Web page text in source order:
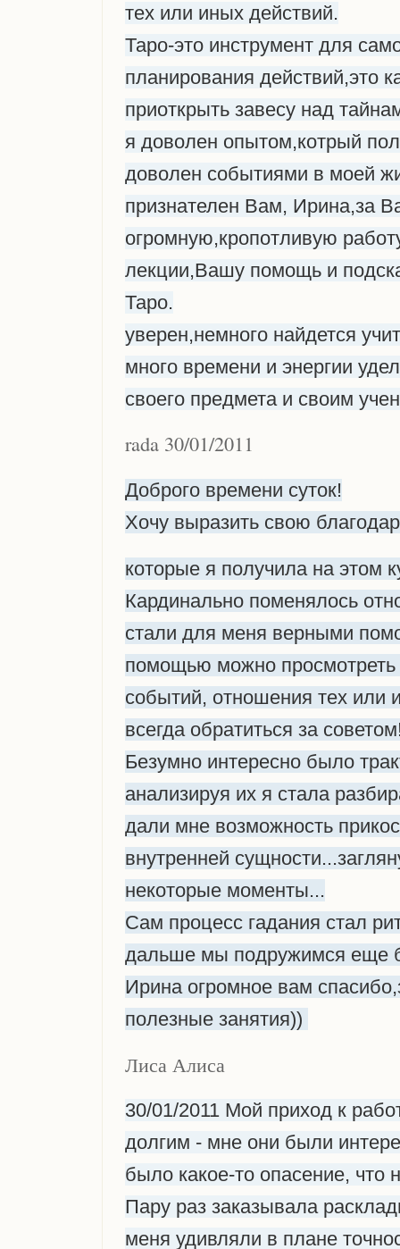
тех или иных действий.
Таро-это инструмент для
планирования действий,это
приоткрыть завесу над
я доволен опытом,котрый
доволен событиями в моей
признателен Вам, Ирина,за
огромную,кропотливую
лекции,Вашу помощь и
Таро.
уверен,немного найдется
много времени и энергии
своего предмета и своим
rada 30/01/2011
Доброго времени суток!
Хочу выразить свою
которые я получила на этом
Кардинально поменялось
стали для меня верными
помощью можно просмотреть
событий, отношения тех или
всегда обратиться за
Безумно интересно было
анализируя их я стала
дали мне возможность
внутренней
некоторые моменты...
Сам процесс гадания стал
дальше мы подружимся еще
Ирина огромное вам
полезные занятия))
Лиса Алиса
30/01/2011 Мой приход к
долгим - мне они были
было какое-то опасение, что
Пару раз заказывала
меня удивляли в плане